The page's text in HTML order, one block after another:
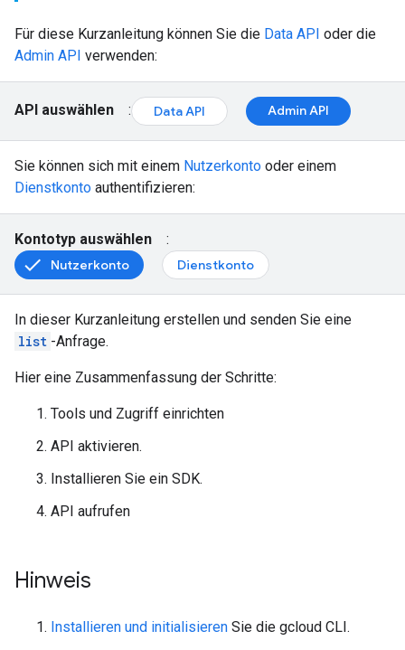
Für diese Kurzanleitung können Sie die Data API oder die
Admin API verwenden:
API auswählen : Data API Admin API
Sie können sich mit einem Nutzerkonto oder einem
Dienstkonto authentifizieren:
Kontotyp auswählen :
Nutzerkonto Dienstkonto
In dieser Kurzanleitung erstellen und senden Sie eine
list -Anfrage.
Hier eine Zusammenfassung der Schritte:
Tools und Zugriff einrichten
API aktivieren.
Installieren Sie ein SDK.
API aufrufen
Hinweis
Installieren und initialisieren Sie die gcloud CLI.